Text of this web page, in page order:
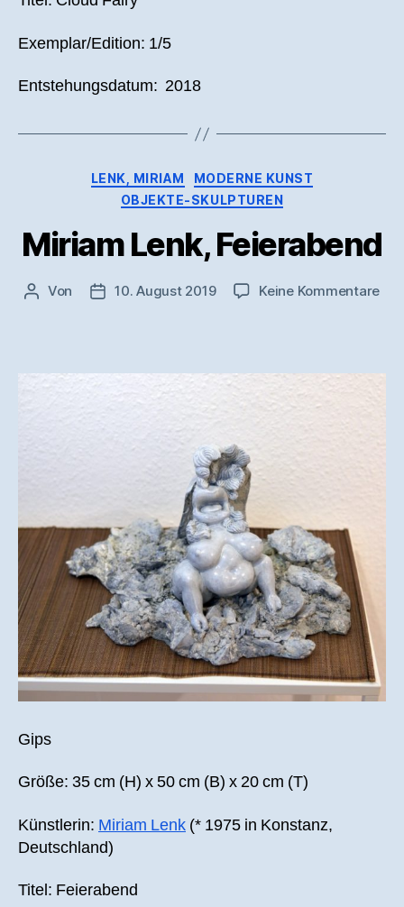
Exemplar/Edition: 1/5
Entstehungsdatum: 2018
Kategorien
LENK, MIRIAM
MODERNE KUNST
OBJEKTE-SKULPTUREN
Miriam Lenk, Feierabend
Beitragsautor
Von Veröffentlichungsdatum
10. August 2019 Keine Kommentarezu
Gips
Größe: 35 cm (H) x 50 cm (B) x 20 cm (T)
Künstlerin: Miriam Lenk (* 1975 in Konstanz,
Deutschland)
Titel: Feierabend